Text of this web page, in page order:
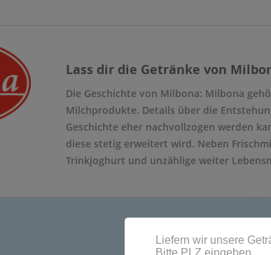
Lass dir die Getränke von
Die Geschichte von Milbona: Milbona
Milchprodukte. Details über die
Geschichte eher nachvollzogen werden
diese stetig erweitert wird. Neben
Trinkjoghurt und unzählige weiter